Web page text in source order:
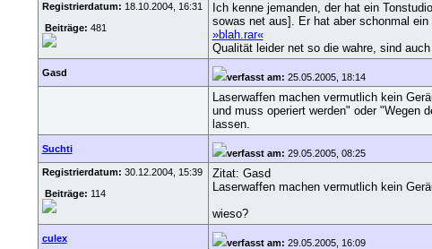
Registrierdatum: 18.10.2004, 16:31
Beiträge: 481
Ich kenne jemanden, der hat ein
sowas net aus]. Er hat aber schonmal
»blah.rar«
Qualität leider net so die wahre, sind
Gasd verfasst am: 25.05.2005, 18:14
Laserwaffen machen vermutlich kein
und muss operiert werden" oder "Wegen
lassen.
Suchti verfasst am: 29.05.2005, 08:25
Registrierdatum: 30.12.2004, 15:39
Beiträge: 114
Zitat: Gasd
Laserwaffen machen vermutlich kein
wieso?
culex verfasst am: 29.05.2005, 16:09